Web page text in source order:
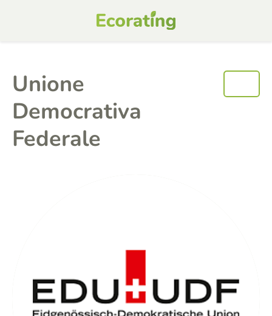
Unione
Democrativa
Federale